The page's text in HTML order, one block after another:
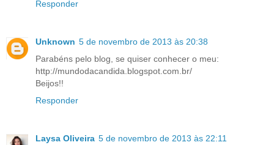
Responder
Unknown 5 de novembro de 2013 às 20:38
Parabéns pelo blog, se quiser conhecer o meu:
http://mundodacandida.blogspot.com.br/
Beijos!!
Responder
Laysa Oliveira 5 de novembro de 2013 às 22:11